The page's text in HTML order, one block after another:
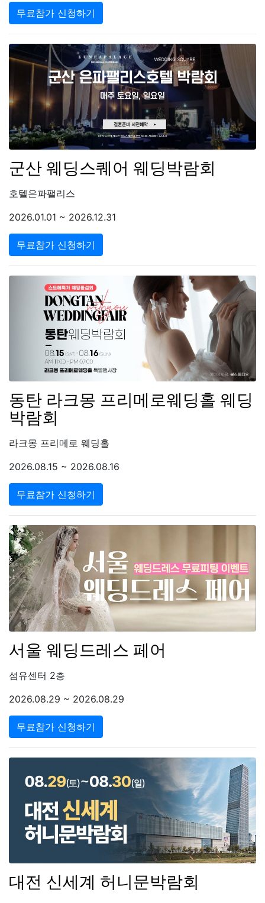
무료참가 신청하기
군산 웨딩스퀘어 웨딩박람회
호텔은파팰리스
2026.01.01 ~ 2026.12.31
무료참가 신청하기
동탄 라크몽 프리메로웨딩홀 웨딩
박람회
라크몽 프리메로 웨딩홀
2026.08.15 ~ 2026.08.16
무료참가 신청하기
서울 웨딩드레스 페어
섬유센터 2층
2026.08.29 ~ 2026.08.29
무료참가 신청하기
대전 신세계 허니문박람회